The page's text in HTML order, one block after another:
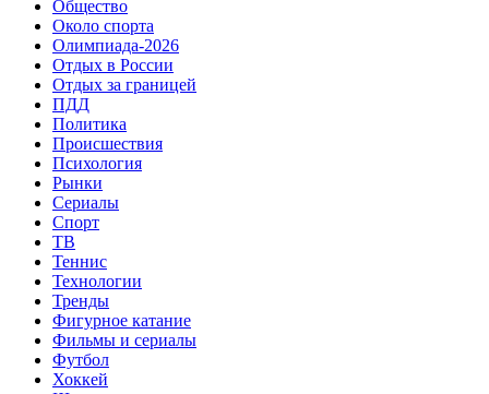
Общество
Около спорта
Олимпиада-2026
Отдых в России
Отдых за границей
ПДД
Политика
Происшествия
Психология
Рынки
Сериалы
Спорт
ТВ
Теннис
Технологии
Тренды
Фигурное катание
Фильмы и сериалы
Футбол
Хоккей